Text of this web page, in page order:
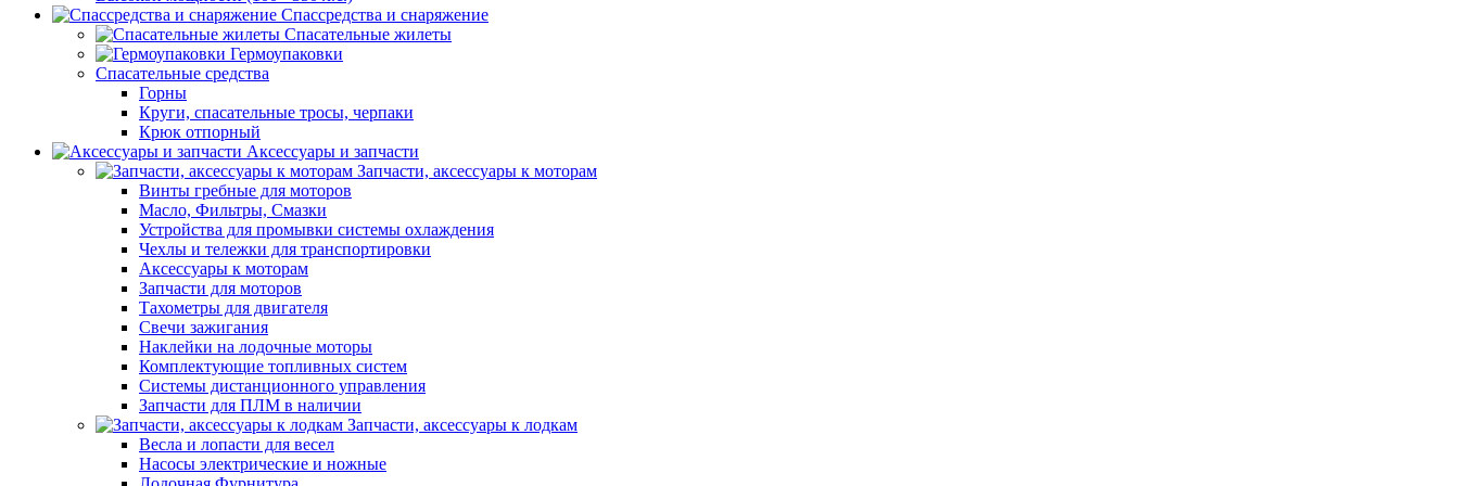
Спассредства и снаряжение
Спасательные жилеты
Гермоупаковки
Спасательные средства
Горны
Круги, спасательные тросы, черпаки
Крюк отпорный
Аксессуары и запчасти
Запчасти, аксессуары к моторам
Винты гребные для моторов
Масло, Фильтры, Смазки
Устройства для промывки системы охлаждения
Чехлы и тележки для транспортировки
Аксессуары к моторам
Запчасти для моторов
Тахометры для двигателя
Свечи зажигания
Наклейки на лодочные моторы
Комплектующие топливных систем
Системы дистанционного управления
Запчасти для ПЛМ в наличии
Запчасти, аксессуары к лодкам
Весла и лопасти для весел
Насосы электрические и ножные